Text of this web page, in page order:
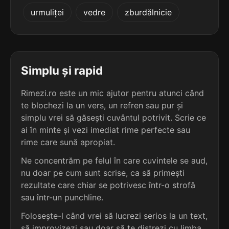
euclidian
girondian
lichidian
3 sil.
terminație: dian
oxfordian
3 sil.
terminație: dian
tiroidian
3 sil.
9 lit.
terminație: iam
nădăjduiam
scriam
1 sil.
6 lit.
trăiam
3
6 lit.
terminație: iam
știam
3
1 sil.
urmuliței vedre zburdălnicie
Simplu și rapid
Rimezi.ro este un mic ajutor pentru atunci când
te blochezi la un vers, un refren sau pur și
simplu vrei să găsești cuvântul potrivit. Scrie ce
ai în minte și vezi imediat rime perfecte sau
rime care sună apropiat.
Ne concentrăm pe felul în care cuvintele se aud,
nu doar pe cum sunt scrise, ca să primești
rezultate care chiar se potrivesc într-o strofă
sau într-un punchline.
Folosește-l când vrei să lucrezi serios la un text,